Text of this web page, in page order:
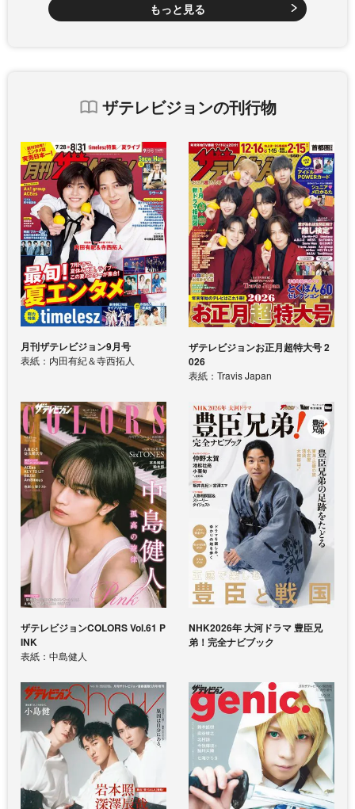
もっと見る
ザテレビジョンの刊行物
月刊ザテレビジョン9月号
表紙：内田有紀＆寺西拓人
ザテレビジョンお正月超特大号 2
026
表紙：Travis Japan
ザテレビジョンCOLORS Vol.61 P
INK
表紙：中島健人
NHK2026年 大河ドラマ 豊臣兄
弟！完全ナビブック